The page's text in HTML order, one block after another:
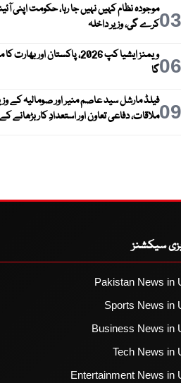
03موجودہ نظام کہیں نہیں جا رہا، حکومت اپنی
کرے گی، وزیر داخلہ
06
ویمنز ایشیا کپ 2026، پاکستان
گا
09فیلڈ مارشل سید عاصم منیر اور صومالیہ کے
ملاقات، دفاعی تعاون اور استعدادِ کار بڑھانے
سیکشنز
Pakistan News in
Sports News in
Business News in
Tech News in
Entertainment News in